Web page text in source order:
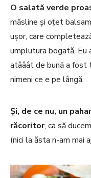
O salată verde
măsline și oțet
ușor, care
umplutura bogată. Eu
atââât de bună a fost
nimeni ce e pe lângă.
Și, de ce nu, un
răcoritor, ca să
(nici la ăsta n-am mai